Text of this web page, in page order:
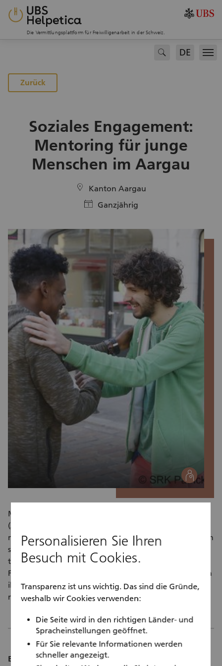
Die Vermittlungsplattform für Freiwilligenarbeit in der Schweiz.
search DE
Zurück
Soziales Engagement:
Mentoring für junge
Menschen im Aargau
location Kanton Aargau
calendar Ganzjährig
social
Mentorinnen und Mentoren des Jugendrotkreuzes
(JRK) Kanton Aargau treffen sich alle 1 bis 2 Wochen
mit ihrem jeweiligen Mentee. Gemeinsam unternehmen
sie Freizeitaktivitäten, die beiden Spass machen,
tauschen sich aus und lernen voneinander. Die
Freiwilligen unterstützen ihre Mentees beim Verbessern
ihrer Sprachkenntnisse und beim Kennenlernen ihrer
neuen Heimat.
Einsatzdauer:
Personalisieren Sie Ihren
Besuch mit Cookies.
Transparenz ist uns wichtig. Das sind die Gründe,
weshalb wir Cookies verwenden:
Die Seite wird in den richtigen Länder- und
Spracheinstellungen geöffnet.
Für Sie relevante Informationen werden
schneller angezeigt.